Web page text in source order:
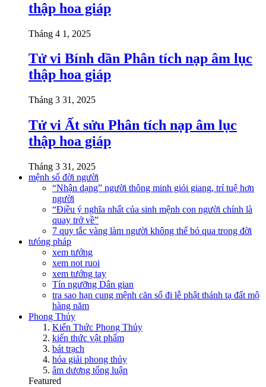
thập hoa giáp
Tháng 4 1, 2025
Tử vi Bính dần Phân tích nạp âm lục
thập hoa giáp
Tháng 3 31, 2025
Tử vi Ất sửu Phân tích nạp âm lục
thập hoa giáp
Tháng 3 31, 2025
mệnh số đời người
“Nhận dạng” người thông minh giỏi giang, trí tuệ hơn
người
“Điều ý nghĩa nhất của sinh mệnh con người chính là
quay trở về”
7 quy tắc vàng làm người không thể bỏ qua trong đời
tưóng pháp
xem tướng
xem not ruoi
xem tướng tay
Tín ngưỡng Dân gian
tra sao hạn cung mệnh căn số đi lễ phật thánh tạ đất mộ
hàng năm
Phong Thủy
Kiến Thức Phong Thủy
kiến thức vật phẩm
bát trạch
hóa giải phong thủy
âm dương tổng luận
Featured